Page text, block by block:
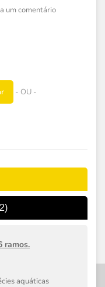
um comentário
- OU -
ramos.
aquáticas